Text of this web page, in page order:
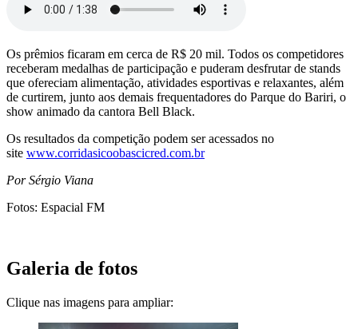
Os prêmios ficaram em cerca de R$ 20 mil. Todos os competidores
receberam medalhas de participação e puderam desfrutar de stands
que ofereciam alimentação, atividades esportivas e relaxantes, além
de curtirem, junto aos demais frequentadores do Parque do Bariri, o
show animado da cantora Bell Black.
Os resultados da competição podem ser acessados no
site www.corridasicoobascicred.com.br
Por Sérgio Viana
Fotos: Espacial FM
Galeria de fotos
Clique nas imagens para ampliar: